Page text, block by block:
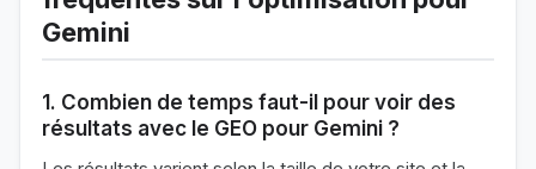
Gemini
1. Combien de temps faut-il pour voir des
résultats avec le GEO pour Gemini ?